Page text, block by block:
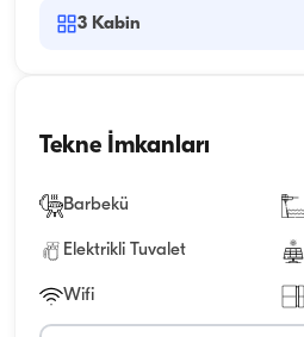
3 Kabin
Tekne İmkanları
Barbekü
Elektrikli Tuvalet
Wifi